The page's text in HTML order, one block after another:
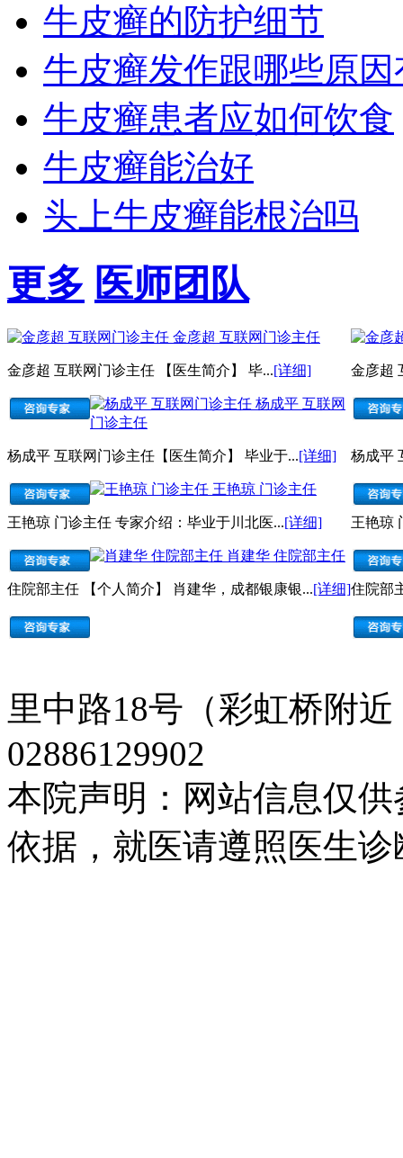
牛皮癣的防护细节
牛皮癣发作跟哪些原因
牛皮癣患者应如何饮食
牛皮癣能治好
头上牛皮癣能根治吗
更多 医师团队
金彦超 互联网门诊主任
金彦超 互联网门诊主任 【医生简介】 毕...[详细]
杨成平 互联网
门诊主任
杨成平 互联网门诊主任【医生简介】 毕业于...[详细]
王艳琼 门诊主任
王艳琼 门诊主任 专家介绍：毕业于川北医...[详细]
肖建华 住院部主任
住院部主任 【个人简介】 肖建华，成都银康银...[详细]
金彦超
杨成平
王艳琼
住院部
里中路18号（彩虹桥附
02886129902
本院声明：网站信息仅
依据，就医请遵照医生诊